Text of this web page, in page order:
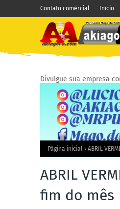
Contato comércial Início
Divulgue sua empresa
Página inicial ABRIL
ABRIL
fim do mês